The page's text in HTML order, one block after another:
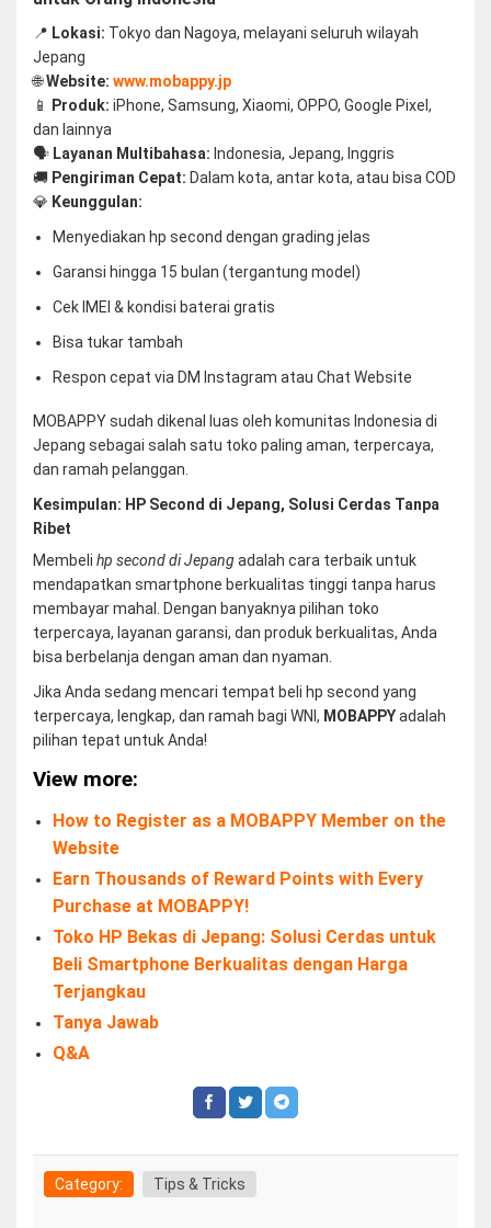
📍 Lokasi: Tokyo dan Nagoya, melayani seluruh wilayah
Jepang
🌐Website: www.mobappy.jp
📱
Produk: iPhone, Samsung, Xiaomi, OPPO, Google Pixel,
dan lainnya
🗣️ Layanan Multibahasa: Indonesia, Jepang, Inggris
🚚 Pengiriman Cepat: Dalam kota, antar kota, atau bisa COD
💎 Keunggulan:
Menyediakan hp second dengan grading jelas
Garansi hingga 15 bulan (tergantung model)
Cek IMEI & kondisi baterai gratis
Bisa tukar tambah
Respon cepat via DM Instagram atau Chat Website
MOBAPPY sudah dikenal luas oleh komunitas Indonesia di
Jepang sebagai salah satu toko paling aman, terpercaya,
dan ramah pelanggan.
Kesimpulan: HP Second di Jepang, Solusi Cerdas Tanpa
Ribet
Membeli hp second di Jepangadalah cara terbaik untuk
mendapatkan smartphone berkualitas tinggi tanpa harus
membayar mahal. Dengan banyaknya pilihan toko
terpercaya, layanan garansi, dan produk berkualitas, Anda
bisa berbelanja dengan aman dan nyaman.
Jika Anda sedang mencari tempat beli hp second yang
terpercaya, lengkap, dan ramah bagi WNI, MOBAPPYadalah
pilihan tepat untuk Anda!
View more:
How to Register as a MOBAPPY Member on the
Website
Earn Thousands of Reward Points with Every
Purchase at MOBAPPY!
Toko HP Bekas di Jepang: Solusi Cerdas untuk
Beli Smartphone Berkualitas dengan Harga
Terjangkau
Tanya Jawab
Q&A
Category: Tips & Tricks